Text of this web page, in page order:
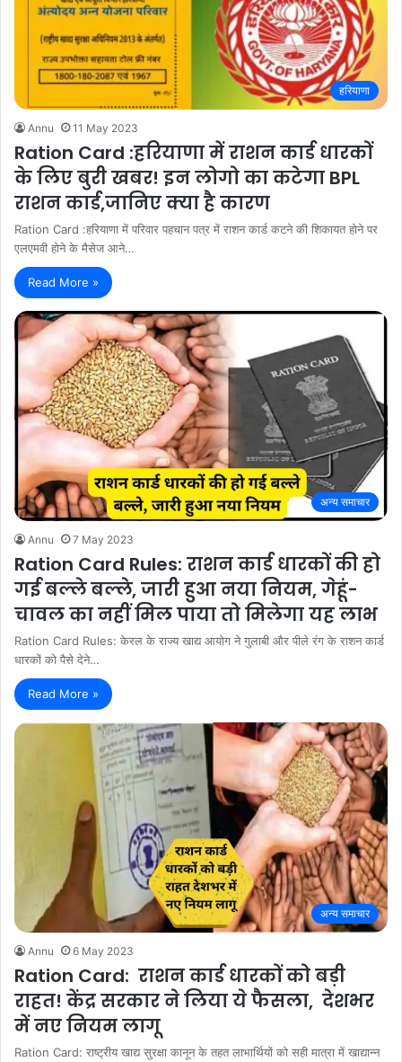
हरियाणा
Annu 11 May 2023
Ration Card :हरियाणा में राशन कार्ड धारकों
के लिए बुरी खबर! इन लोगो का कटेगा BPL
राशन कार्ड,जानिए क्या है कारण
Ration Card :हरियाणा में परिवार पहचान पत्र में राशन कार्ड कटने की शिकायत होने पर
एलएमवी होने के मैसेज आने…
Read More »
अन्य समाचार
Annu 7 May 2023
Ration Card Rules: राशन कार्ड धारकों की हो
गई बल्ले बल्ले, जारी हुआ नया नियम, गेहूं-
चावल का नहीं मिल पाया तो मिलेगा यह लाभ
Ration Card Rules: केरल के राज्य खाद्य आयोग ने गुलाबी और पीले रंग के राशन कार्ड
धारकों को पैसे देने…
Read More »
अन्य समाचार
Annu 6 May 2023
Ration Card: राशन कार्ड धारकों को बड़ी
राहत! केंद्र सरकार ने लिया ये फैसला, देशभर
में नए नियम लागू
Ration Card: राष्ट्रीय खाद्य सुरक्षा कानून के तहत लाभार्थियों को सही मात्रा में खाद्यान्न